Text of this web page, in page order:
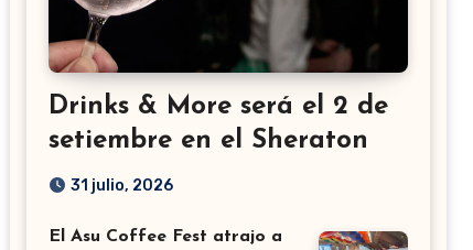
Drinks & More será el 2 de
setiembre en el Sheraton
31 julio, 2026
El Asu Coffee Fest atrajo a